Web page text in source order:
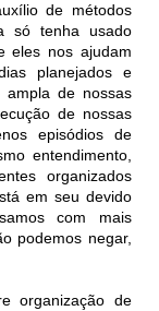
de métodos
só tenha usado
eles nos ajudam
planejados e
ampla de nossas
de nossas
episódios de
entendimento,
organizados
em seu devido
com mais
podemos negar,
organização de